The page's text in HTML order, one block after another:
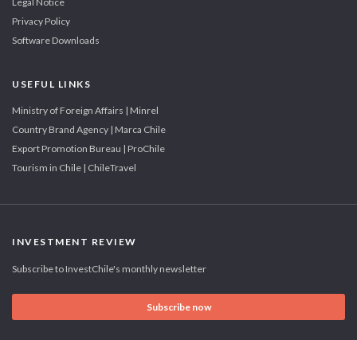
Privacy Policy
Software Downloads
USEFUL LINKS
Ministry of Foreign Affairs | Minrel
Country Brand Agency | Marca Chile
Export Promotion Bureau | ProChile
Tourism in Chile | ChileTravel
INVESTMENT REVIEW
Subscribe to InvestChile's monthly newsletter
Subscribe now